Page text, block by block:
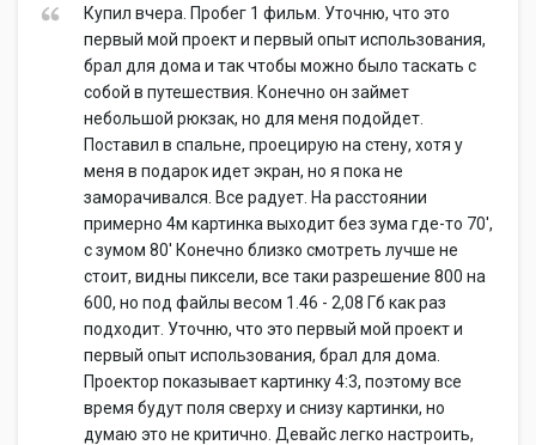
Купил вчера. Пробег 1 фильм. Уточню, что это
первый мой проект и первый опыт использования,
брал для дома и так чтобы можно было таскать с
собой в путешествия. Конечно он займет
небольшой рюкзак, но для меня подойдет.
Поставил в спальне, проецирую на стену, хотя у
меня в подарок идет экран, но я пока не
заморачивался. Все радует. На расстоянии
примерно 4м картинка выходит без зума где-то 70',
с зумом 80' Конечно близко смотреть лучше не
стоит, видны пиксели, все таки разрешение 800 на
600, но под файлы весом 1.46 - 2,08 Гб как раз
подходит. Уточню, что это первый мой проект и
первый опыт использования, брал для дома.
Проектор показывает картинку 4:3, поэтому все
время будут поля сверху и снизу картинки, но
думаю это не критично. Девайс легко настроить,